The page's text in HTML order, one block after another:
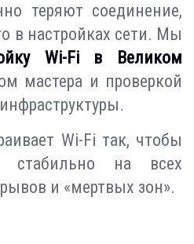
теряют соединение,
в настройках сети. Мы
Wi-Fi в Великом
мастера и проверкой
Wi-Fi так, чтобы
стабильно на всех
и «мертвых зон».